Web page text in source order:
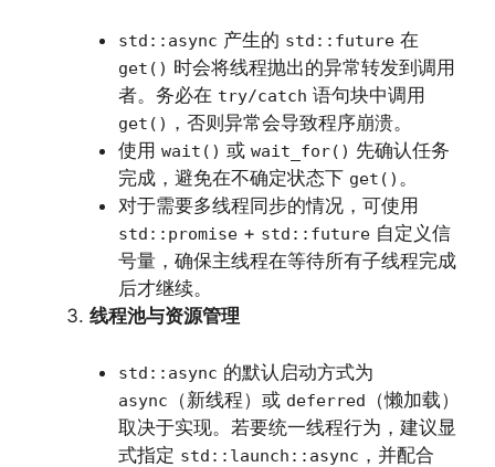
std::async 产生的 std::future在
get() 时会将线程抛出的异常转发到调用
者。务必在 try/catch 语句块中调用
get() ，否则异常会导致程序崩溃。
使用 wait() 或 wait_for() 先确认任务
完成，避免在不确定状态下 get() 。
对于需要多线程同步的情况，可使用
std::promise+ std::future自定义信
号量，确保主线程在等待所有子线程完成
后才继续。
线程池与资源管理
std::async 的默认启动方式为
async （新线程）或 deferred （懒加载）
取决于实现。若要统一线程行为，建议显
式指定 std::launch::async ，并配合